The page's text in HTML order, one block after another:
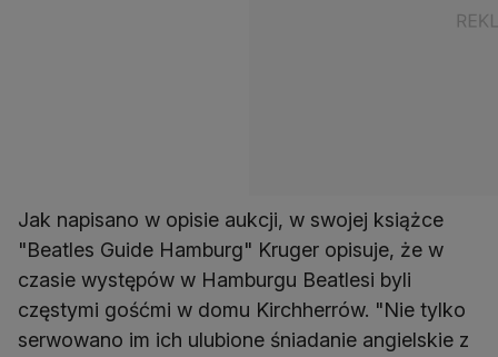
Jak napisano w opisie aukcji, w swojej książce
"Beatles Guide Hamburg" Kruger opisuje, że w
czasie występów w Hamburgu Beatlesi byli
częstymi gośćmi w domu Kirchherrów. "Nie tylko
serwowano im ich ulubione śniadanie angielskie z